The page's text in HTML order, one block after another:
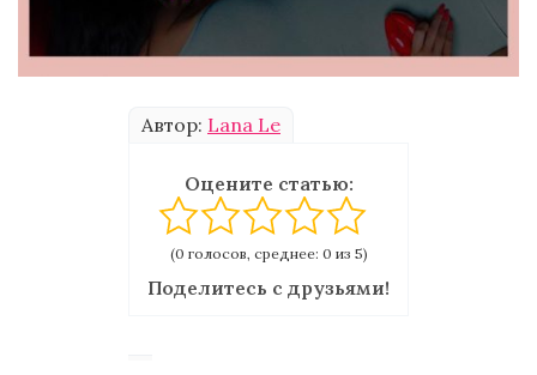
Автор: Lana Le
Оцените статью:
(0 голосов, среднее: 0 из 5)
Поделитесь с друзьями!